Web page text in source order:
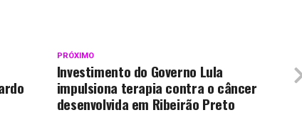
PRÓXIMO
Investimento do Governo Lula
impulsiona terapia contra o câncer
desenvolvida em Ribeirão Preto